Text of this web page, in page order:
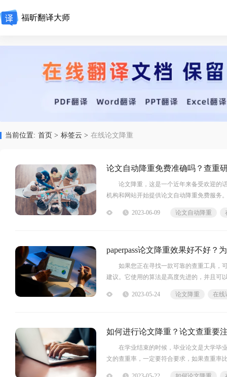
福昕翻译大师
当前位置: 首页 > 标签云 > 在线论文降重
论文自动降重免费准确吗？查重
论文降重，这是一个近年来备受欢迎的话
机构和网站开始提供论文自动降重免费服务
2023-06-09 论文自动降重
paperpass论文降重效果好不好？
如果您正在寻找一款可靠的查重工具，可
建议。它使用的算法是高度先进的，并且可
2023-05-24 论文降重 在线
如何进行论文降重？论文查重要
在学业结束的时候，毕业论文是大学毕业
文的查重率，一定要符合要求，如果查重率